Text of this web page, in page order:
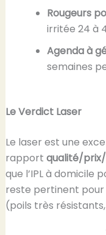
Rougeurs
irritée 24 à
Agenda à
semaines
Le Verdict Laser
Le laser est une
rapport qualité/
que l’IPL à domicile
reste pertinent pour
(poils très